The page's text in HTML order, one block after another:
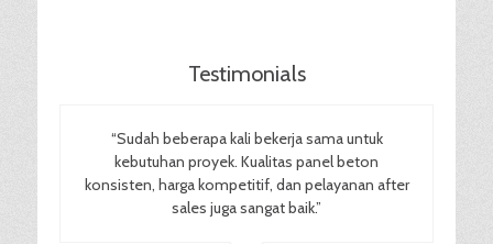
Testimonials
“Sudah beberapa kali bekerja sama untuk
kebutuhan proyek. Kualitas panel beton
konsisten, harga kompetitif, dan pelayanan after
sales juga sangat baik.”